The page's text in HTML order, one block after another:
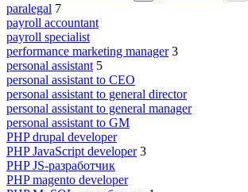
paralegal 7
payroll accountant
payroll specialist
performance marketing manager 3
personal assistant 5
personal assistant to CEO
personal assistant to general director
personal assistant to general manager
personal assistant to GM
PHP drupal developer
PHP JavaScript developer 3
PHP JS-разработчик
PHP magento developer